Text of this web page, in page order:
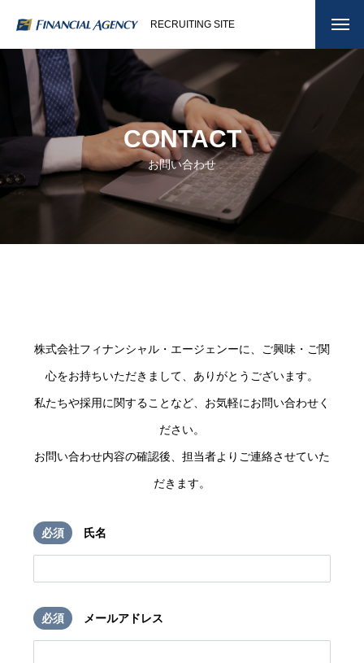
RECRUITING SITE
CONTACT
お問い合わせ
株式会社フィナンシャル・エージェンーに、ご興味・ご関
心をお持ちいただきまして、ありがとうございます。
私たちや採用に関することなど、お気軽にお問い合わせく
ださい。
お問い合わせ内容の確認後、担当者よりご連絡させていた
だきます。
必須 氏名
必須 メールアドレス